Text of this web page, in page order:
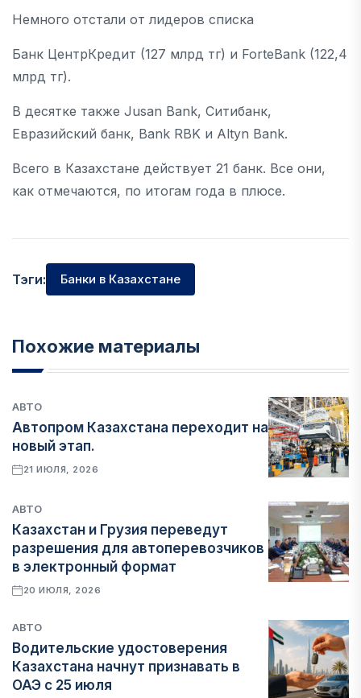
Немного отстали от лидеров списка
Банк ЦентрКредит (127 млрд тг) и ForteBank (122,4
млрд тг).
В десятке также Jusan Bank, Ситибанк,
Евразийский банк, Bank RBK и Altyn Bank.
Всего в Казахстане действует 21 банк. Все они,
как отмечаются, по итогам года в плюсе.
Тэги: Банки в Казахстане
Похожие материалы
АВТО
Автопром Казахстана переходит на
новый этап.
21 ИЮЛЯ, 2026
АВТО
Казахстан и Грузия переведут
разрешения для автоперевозчиков
в электронный формат
20 ИЮЛЯ, 2026
АВТО
Водительские удостоверения
Казахстана начнут признавать в
ОАЭ с 25 июля